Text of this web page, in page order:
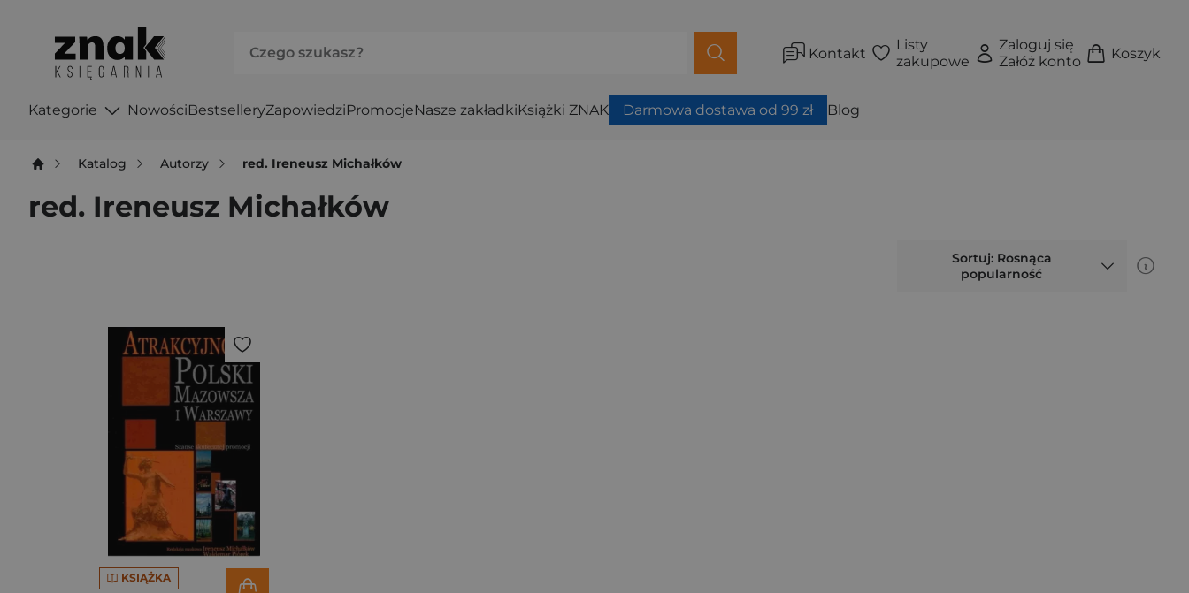
Kontakt
Listy
zakupowe
Zaloguj się
Załóż konto
Koszyk
Kategorie NowościBestselleryZapowiedziPromocjeNasze zakładkiKsiążki ZNAK Darmowa dostawa od 99 zł Blog
Katalog Autorzy red. Ireneusz Michałków
red. Ireneusz Michałków
Sortuj: Rosnąca
popularność
KSIĄŻKA